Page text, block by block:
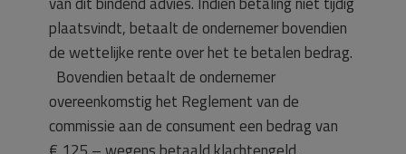
plaatsvindt, betaalt de ondernemer bovendien
de wettelijke rente over het te betalen bedrag.
Bovendien betaalt de ondernemer
overeenkomstig het Reglement van de
commissie aan de consument een bedrag van